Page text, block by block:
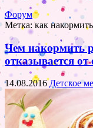
Форум
Метка:как
Чем накормить
отказывается от
14.08.2016Детское